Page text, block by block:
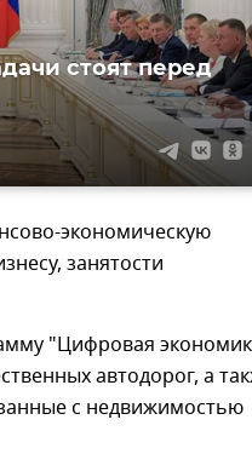
стоят перед
экономическую
занятости
"Цифровая
автодорог, а
с недвижимостью